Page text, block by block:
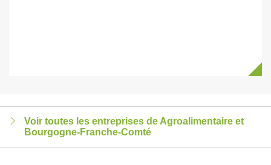
Voir toutes les entreprises de Agroalimentaire et
Bourgogne-Franche-Comté